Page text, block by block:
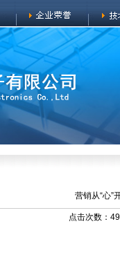
营销从“心”
点击次数：